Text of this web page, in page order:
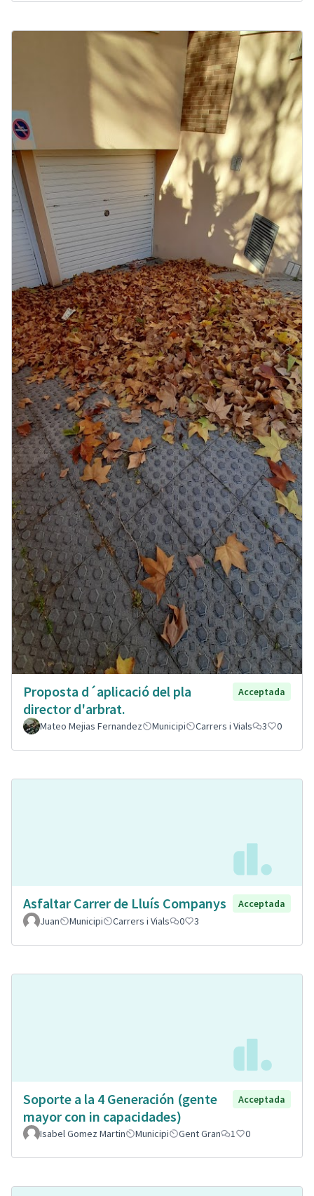
Proposta d´aplicació del pla
director d'arbrat.
Acceptada
Mateo Mejias Fernandez Municipi Carrers i Vials 3 0
Asfaltar Carrer de Lluís Companys
Acceptada
Juan
Municipi Carrers i Vials 0 3
Soporte a la 4 Generación (gente
mayor con in capacidades)
Acceptada
Isabel Gomez Martin Municipi Gent Gran 1 0